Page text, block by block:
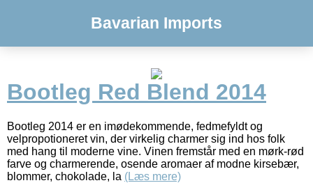
Bavarian Imports
Bootleg Red Blend 2014
Bootleg 2014 er en imødekommende, fedmefyldt og
velpropotioneret vin, der virkelig charmer sig ind hos folk
med hang til moderne vine. Vinen fremstår med en mørk-rød
farve og charmerende, osende aromaer af modne kirsebær,
blommer, chokolade, la (Læs mere)